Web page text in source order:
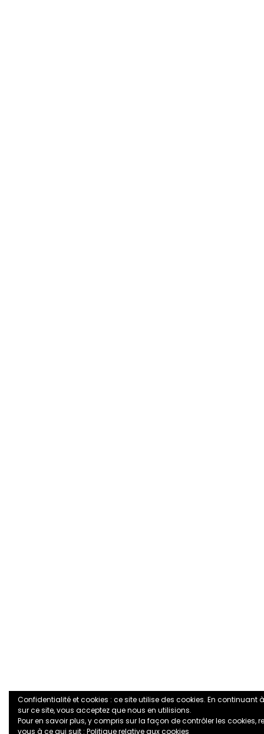
Confidentialité et cookies : ce site utilise des cookies. En continuant
sur ce site, vous acceptez que nous en utilisions.
Pour en savoir plus, y compris sur la façon de contrôler les cookies,
vous à ce qui suit : Politique relative aux cookies